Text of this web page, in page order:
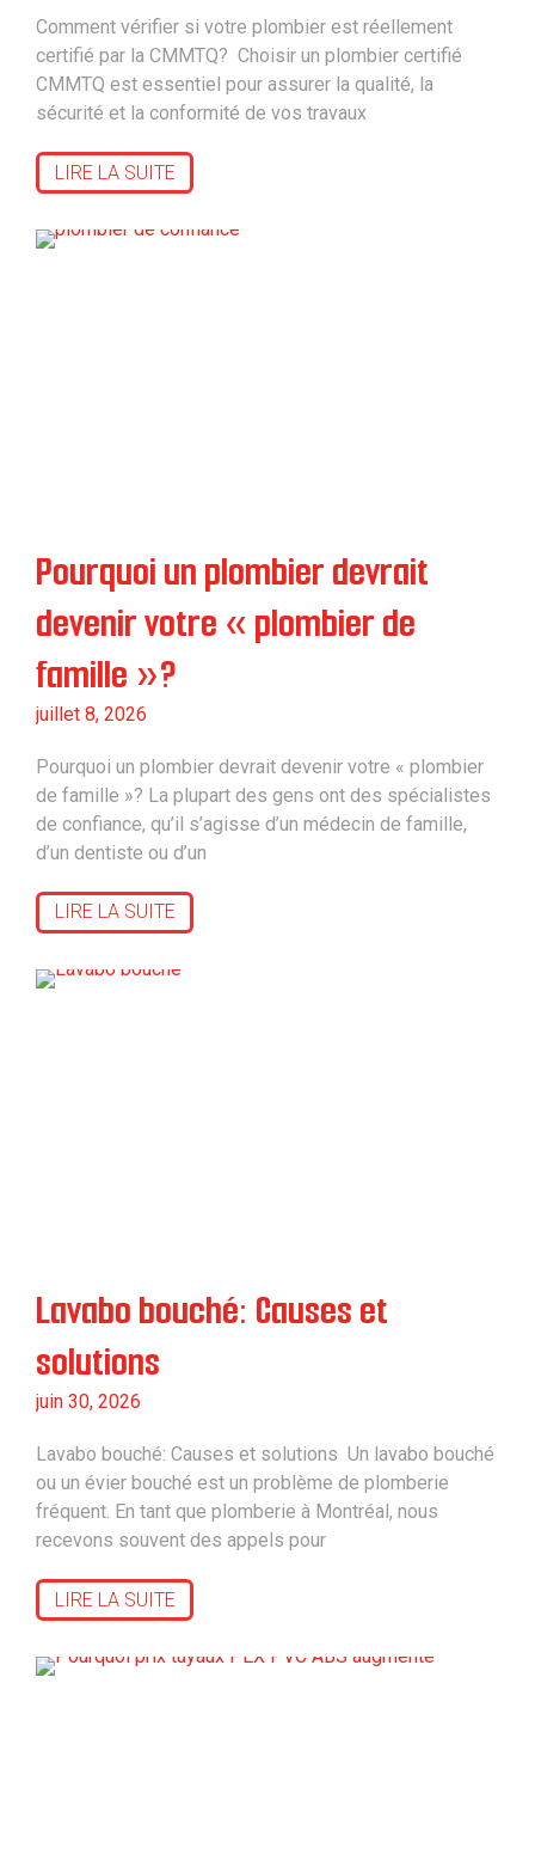
Comment vérifier si votre plombier est réellement
certifié par la CMMTQ? Choisir un plombier certifié
CMMTQ est essentiel pour assurer la qualité, la
sécurité et la conformité de vos travaux
LIRE LA SUITE
Pourquoi un plombier devrait
devenir votre « plombier de
famille »?
juillet 8, 2026
Pourquoi un plombier devrait devenir votre « plombier
de famille »? La plupart des gens ont des spécialistes
de confiance, qu’il s’agisse d’un médecin de famille,
d’un dentiste ou d’un
LIRE LA SUITE
Lavabo bouché: Causes et
solutions
juin 30, 2026
Lavabo bouché: Causes et solutions Un lavabo bouché
ou un évier bouché est un problème de plomberie
fréquent. En tant que plomberie à Montréal, nous
recevons souvent des appels pour
LIRE LA SUITE